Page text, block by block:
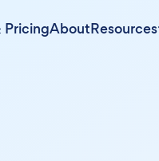
PricingAboutResources